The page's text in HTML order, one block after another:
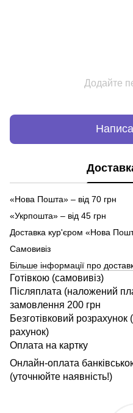
Додайте
«Нова Пошта» – від 70 грн
«Укрпошта» – від 45 грн
Доставка кур'єром «Нова
Самовивіз
Більше інформації про
Готівкою (самовивіз)
Післяплата (наложений
замовлення 200 грн
Безготівковий
рахунок)
Оплата на картку
Онлайн-оплата
(уточнюйте наявність!)